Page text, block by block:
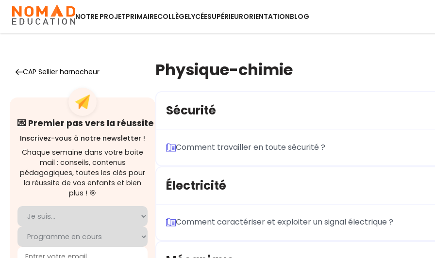
NOTRE PROJETPRIMAIRECOLLÈGELYCÉESUPÉRIEURORIENTATIONBLOG
CAP Sellier harnacheur
💌 Premier pas vers la réussite
Inscrivez-vous à notre newsletter !
Chaque semaine dans votre boite
mail : conseils, contenus
pédagogiques, toutes les clés pour
la réussite de vos enfants et bien
plus ! 🎯
Physique-chimie
Sécurité
Comment travailler en toute sécurité ?
Électricité
Comment caractériser et exploiter un signal électrique ?